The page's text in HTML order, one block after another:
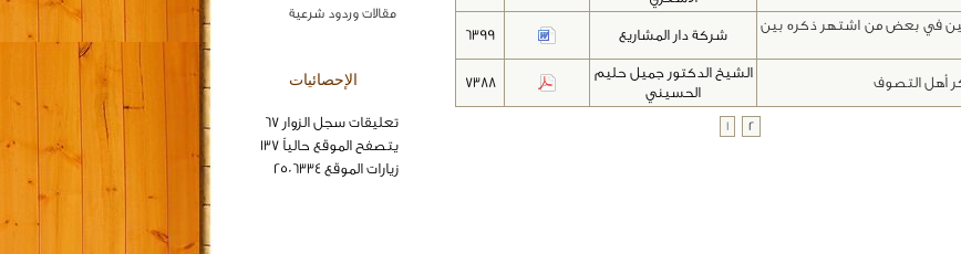
مقالات وردود شرعية
الإحصائيات
تعليقات سجل الزوار 67
يتصفح الموقع حالياً 137
زيارات الموقع 2506334
في بعض من اشتهر ذكره بين
شركة دار المشاريع 6399
أهل التصوف
الشيخ الدكتور جميل حليم
الحسيني
7388
1 2